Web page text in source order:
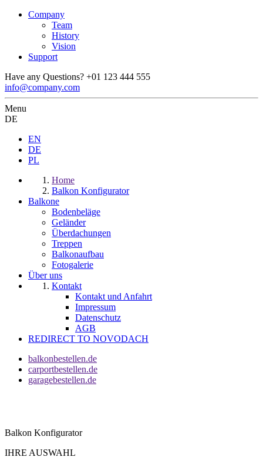
Company
Team
History
Vision
Support
Have any Questions? +01 123 444 555
info@company.com
Menu
DE
EN
DE
PL
Home
Balkon Konfigurator
Balkone
Bodenbeläge
Geländer
Überdachungen
Treppen
Balkonaufbau
Fotogalerie
Über uns
Kontakt
Kontakt und Anfahrt
Impressum
Datenschutz
AGB
REDIRECT TO NOVODACH
balkonbestellen.de
carportbestellen.de
garagebestellen.de
Balkon Konfigurator
IHRE AUSWAHL